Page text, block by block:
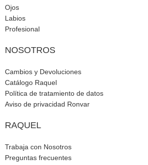
Ojos
Labios
Profesional
NOSOTROS
Cambios y Devoluciones
Catálogo Raquel
Política de tratamiento de datos
Aviso de privacidad Ronvar
RAQUEL
Trabaja con Nosotros
Preguntas frecuentes